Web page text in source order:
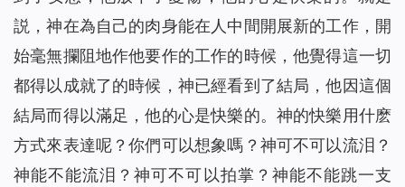
説，神在為自己的肉身能在人中間開展新的工作，開
始毫無攔阻地作他要作的工作的時候，他覺得這一切
都得以成就了的時候，神已經看到了結局，他因這個
結局而得以滿足，他的心是快樂的。神的快樂用什麽
方式來表達呢？你們可以想象嗎？神可不可以流泪？
神能不能流泪？神可不可以拍掌？神能不能跳一支